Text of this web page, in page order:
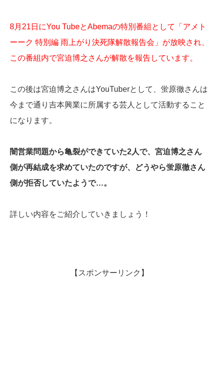
8月21日にYou TubeとAbemaの特別番組として「アメト
ーーク 特別編 雨上がり決死隊解散報告会」が放映され、
この番組内で宮迫博之さんが解散を報告しています。
この後は宮迫博之さんはYouTuberとして、蛍原徹さんは
今まで通り吉本興業に所属する芸人として活動すること
になります。
闇営業問題から亀裂ができていた2人で、宮迫博之さん
側が再結成を求めていたのですが、どうやら蛍原徹さん
側が拒否していたようで…。
詳しい内容をご紹介していきましょう！
【スポンサーリンク】